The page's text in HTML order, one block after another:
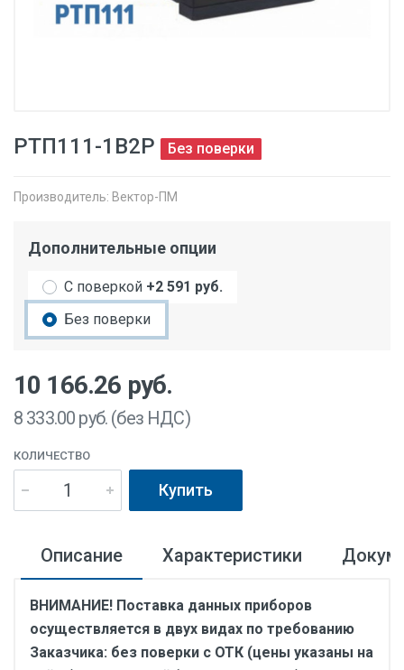
РТП111-1В2Р Без поверки
Производитель: Вектор-ПМ
Дополнительные опции
С поверкой +2 591 руб.
Без поверки
10 166.26 руб.
8 333.00 руб. (без НДС)
КОЛИЧЕСТВО
Купить
Описание Характеристики
ВНИМАНИЕ! Поставка данных приборов
осуществляется в двух видах по требованию
Заказчика: без поверки с ОТК (цены указаны на